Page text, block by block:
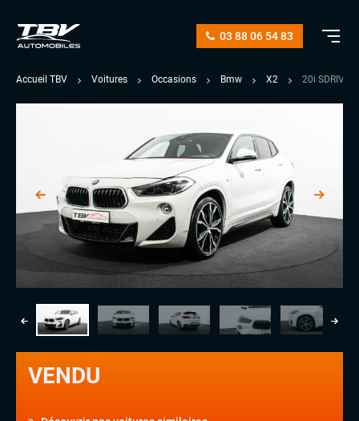
03 88 06 54 83
Accueil TBV Voitures Occasions Bmw X2 20i SDRIVE
VENDU